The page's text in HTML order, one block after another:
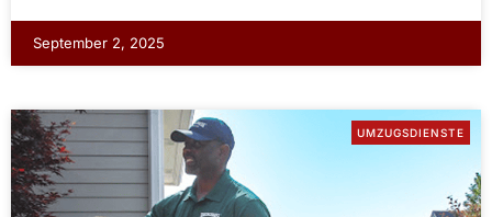
September 2, 2025
UMZUGSDIENSTE